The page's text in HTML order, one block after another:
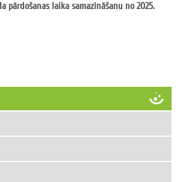
pārdošanas laika samazināšanu no 2025.